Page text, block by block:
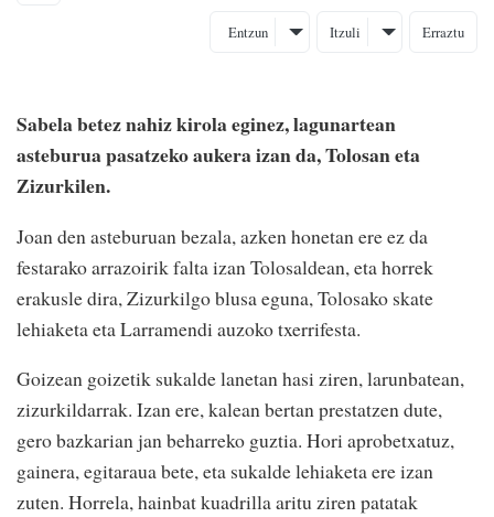
Entzun Itzuli Erraztu
Sabela betez nahiz kirola eginez, lagunartean
asteburua pasatzeko aukera izan da, Tolosan eta
Zizurkilen.
Joan den asteburuan bezala, azken honetan ere ez da
festarako arrazoirik falta izan Tolosaldean, eta horrek
erakusle dira, Zizurkilgo blusa eguna, Tolosako skate
lehiaketa eta Larramendi auzoko txerrifesta.
Goizean goizetik sukalde lanetan hasi ziren, larunbatean,
zizurkildarrak. Izan ere, kalean bertan prestatzen dute,
gero bazkarian jan beharreko guztia. Hori aprobetxatuz,
gainera, egitaraua bete, eta sukalde lehiaketa ere izan
zuten. Horrela, hainbat kuadrilla aritu ziren patatak